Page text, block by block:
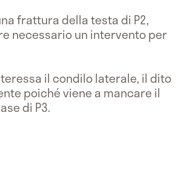
frattura della testa di P2,
necessario un intervento per
il condilo laterale, il dito
poiché viene a mancare il
di P3.